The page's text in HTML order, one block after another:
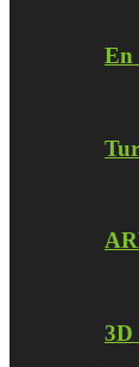
En
3D